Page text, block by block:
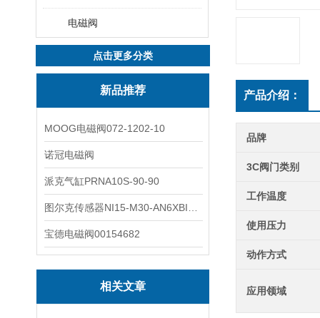
电磁阀
点击更多分类
新品推荐
MOOG电磁阀072-1202-10
诺冠电磁阀
派克气缸PRNA10S-90-90
宝德电磁阀00154682
相关文章
产品介绍：
品牌
3C阀门类别
工作温度
使用压力
动作方式
应用领域